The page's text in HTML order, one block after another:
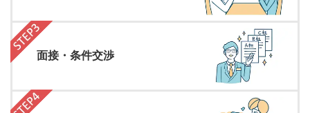
面接・条件交渉